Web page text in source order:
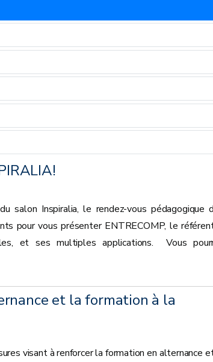
salon Inspiralia, le rendez-vous pédagogique
pour vous présenter ENTRECOMP, le
et ses multiples applications. Vous
et la formation à la
visant à renforcer la formation en alternance